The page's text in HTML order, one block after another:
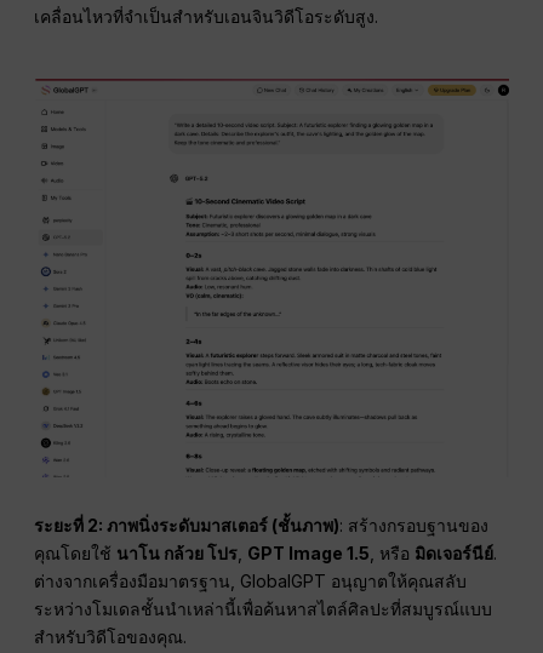
เคลื่อนไหวที่จำเป็นสำหรับเอนจินวิดีโอระดับสูง.
ระยะที่ 2: ภาพนิ่งระดับมาสเตอร์ (ชั้นภาพ): สร้างกรอบฐานของ
คุณโดยใช้ นาโน กล้วย โปร, GPT Image 1.5, หรือ มิดเจอร์นีย์.
ต่างจากเครื่องมือมาตรฐาน, GlobalGPT อนุญาตให้คุณสลับ
ระหว่างโมเดลชั้นนำเหล่านี้เพื่อค้นหาสไตล์ศิลปะที่สมบูรณ์แบบ
สำหรับวิดีโอของคุณ.